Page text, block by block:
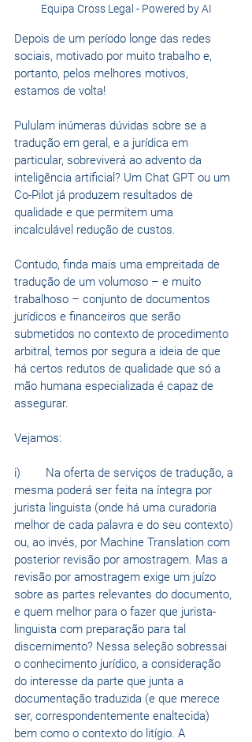
Equipa Cross Legal - Powered by AI
Depois de um período longe das redes
sociais, motivado por muito trabalho e,
portanto, pelos melhores motivos,
estamos de volta!
Pululam inúmeras dúvidas sobre se a
tradução em geral, e a jurídica em
particular, sobreviverá ao advento da
inteligência artificial? Um Chat GPT ou um
Co-Pilot já produzem resultados de
qualidade e que permitem uma
incalculável redução de custos.
Contudo, finda mais uma empreitada de
tradução de um volumoso – e muito
trabalhoso – conjunto de documentos
jurídicos e financeiros que serão
submetidos no contexto de procedimento
arbitral, temos por segura a ideia de que
há certos redutos de qualidade que só a
mão humana especializada é capaz de
assegurar.
Vejamos:
i)	Na oferta de serviços de tradução, a
mesma poderá ser feita na íntegra por
jurista linguista (onde há uma curadoria
melhor de cada palavra e do seu contexto)
ou, ao invés, por Machine Translation com
posterior revisão por amostragem. Mas a
revisão por amostragem exige um juízo
sobre as partes relevantes do documento,
e quem melhor para o fazer que jurista-
linguista com preparação para tal
discernimento? Nessa seleção sobressai
o conhecimento jurídico, a consideração
do interesse da parte que junta a
documentação traduzida (e que merece
ser, correspondentemente enaltecida)
bem como o contexto do litígio. A